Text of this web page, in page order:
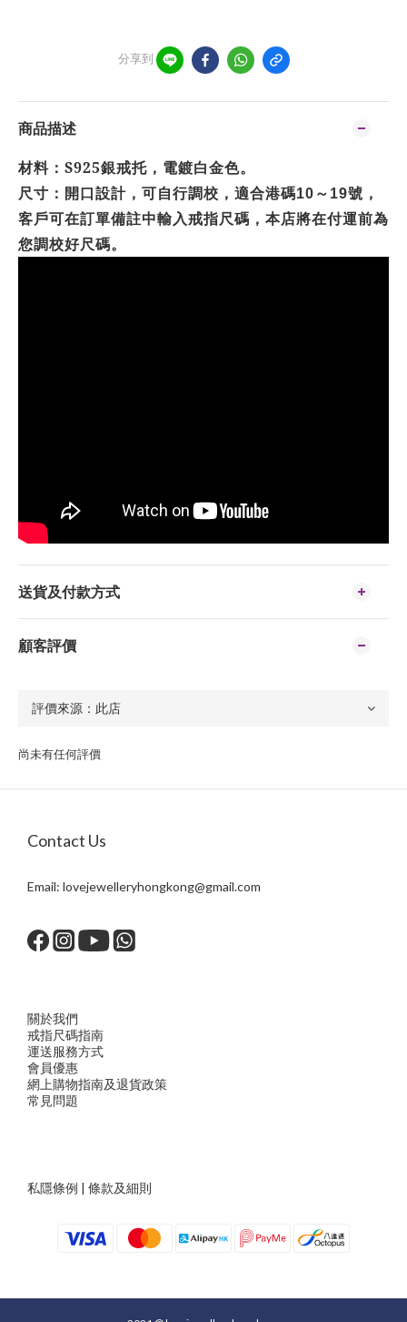
分享到
商品描述
材料：S925銀戒托，電鍍白金色。
尺寸：開口設計，可自行調校，適合港碼10 ～ 19號，
客戶可在訂單備註中輸入戒指尺碼，本店將在付運前為
您調校好尺碼。
送貨及付款方式
顧客評價
尚未有任何評價
Contact Us
Email: lovejewelleryhongkong@gmail.com
關於我們
戒指尺碼指南
運送服務方式
會員優惠
網上購物指南及退貨政策
常見問題
私隱條例 | 條款及細則